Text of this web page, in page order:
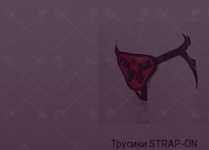
Трусики STRAP-ON